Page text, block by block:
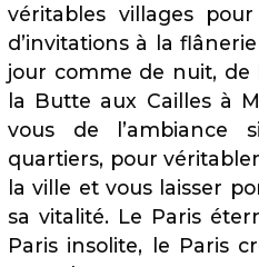
véritables villages
d’invitations à la
jour comme de nuit, de
la Butte aux Cailles à
vous de l’ambiance
quartiers, pour
la ville et vous laisser
sa vitalité. Le Paris
Paris insolite, le Paris